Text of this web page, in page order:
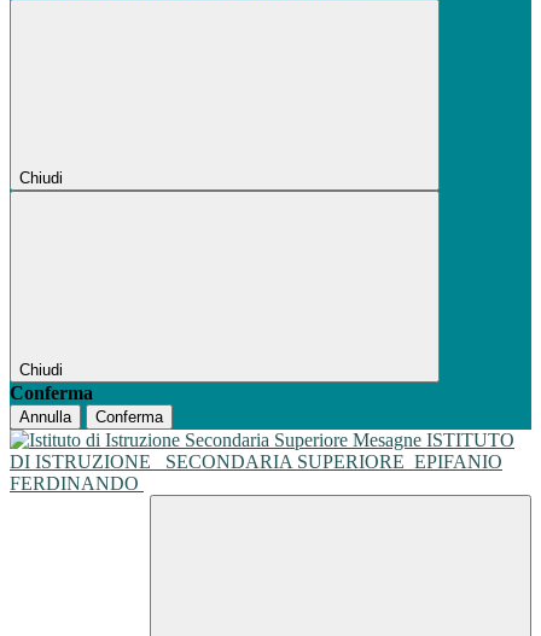
Chiudi
Chiudi
Conferma
Annulla Conferma
ISTITUTO
DI ISTRUZIONE
SECONDARIA SUPERIORE EPIFANIO
FERDINANDO